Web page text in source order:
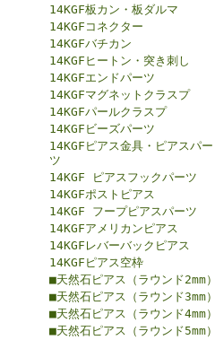
14KGF板カン・板ダルマ
14KGFコネクター
14KGFバチカン
14KGFヒートン・突き刺し
14KGFエンドパーツ
14KGFマグネットクラスプ
14KGFパールクラスプ
14KGFビーズパーツ
14KGFピアス金具・ピアスパー
ツ
14KGF ピアスフックパーツ
14KGFポストピアス
14KGF フープピアスパーツ
14KGFアメリカンピアス
14KGFレバーバックピアス
14KGFピアス空枠
■天然石ピアス（ラウンド2mm）
■天然石ピアス（ラウンド3mm）
■天然石ピアス（ラウンド4mm）
■天然石ピアス（ラウンド5mm）